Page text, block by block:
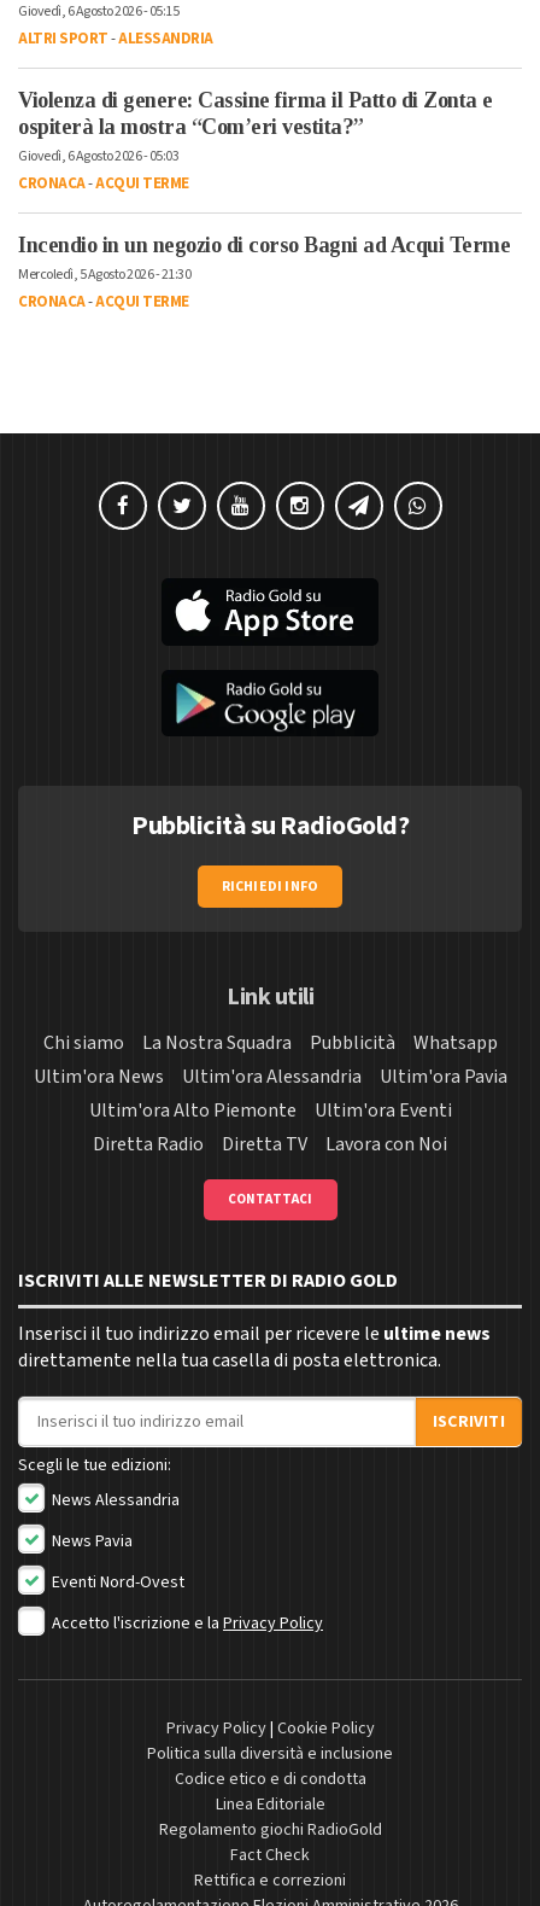
Giovedì, 6 Agosto 2026 - 05:15
ALTRI SPORT-ALESSANDRIA
Violenza di genere: Cassine firma il Patto di Zonta e
ospiterà la mostra “Com’eri vestita?”
Giovedì, 6 Agosto 2026 - 05:03
CRONACA-ACQUI TERME
Incendio in un negozio di corso Bagni ad Acqui Terme
Mercoledì, 5 Agosto 2026 - 21:30
CRONACA-ACQUI TERME
Pubblicità su RadioGold?
RICHIEDI INFO
Link utili
Chi siamo La Nostra Squadra Pubblicità
Whatsapp
Ultim'ora News
Ultim'ora Alessandria
Ultim'ora Pavia
Ultim'ora Alto Piemonte
Ultim'ora Eventi
Diretta Radio
Diretta TV Lavora con Noi
CONTATTACI
ISCRIVITI ALLE NEWSLETTER DI RADIO GOLD
Inserisci il tuo indirizzo email per ricevere le ultime news
direttamente nella tua casella di posta elettronica.
Indirizzo email
ISCRIVITI
Scegli le tue edizioni:
News Alessandria
News Pavia
Eventi Nord-Ovest
Accetto l'iscrizione e la Privacy Policy
Privacy Policy| Cookie Policy
Politica sulla diversità e inclusione
Codice etico e di condotta
Linea Editoriale
Regolamento giochi RadioGold
Fact Check
Rettifica e correzioni